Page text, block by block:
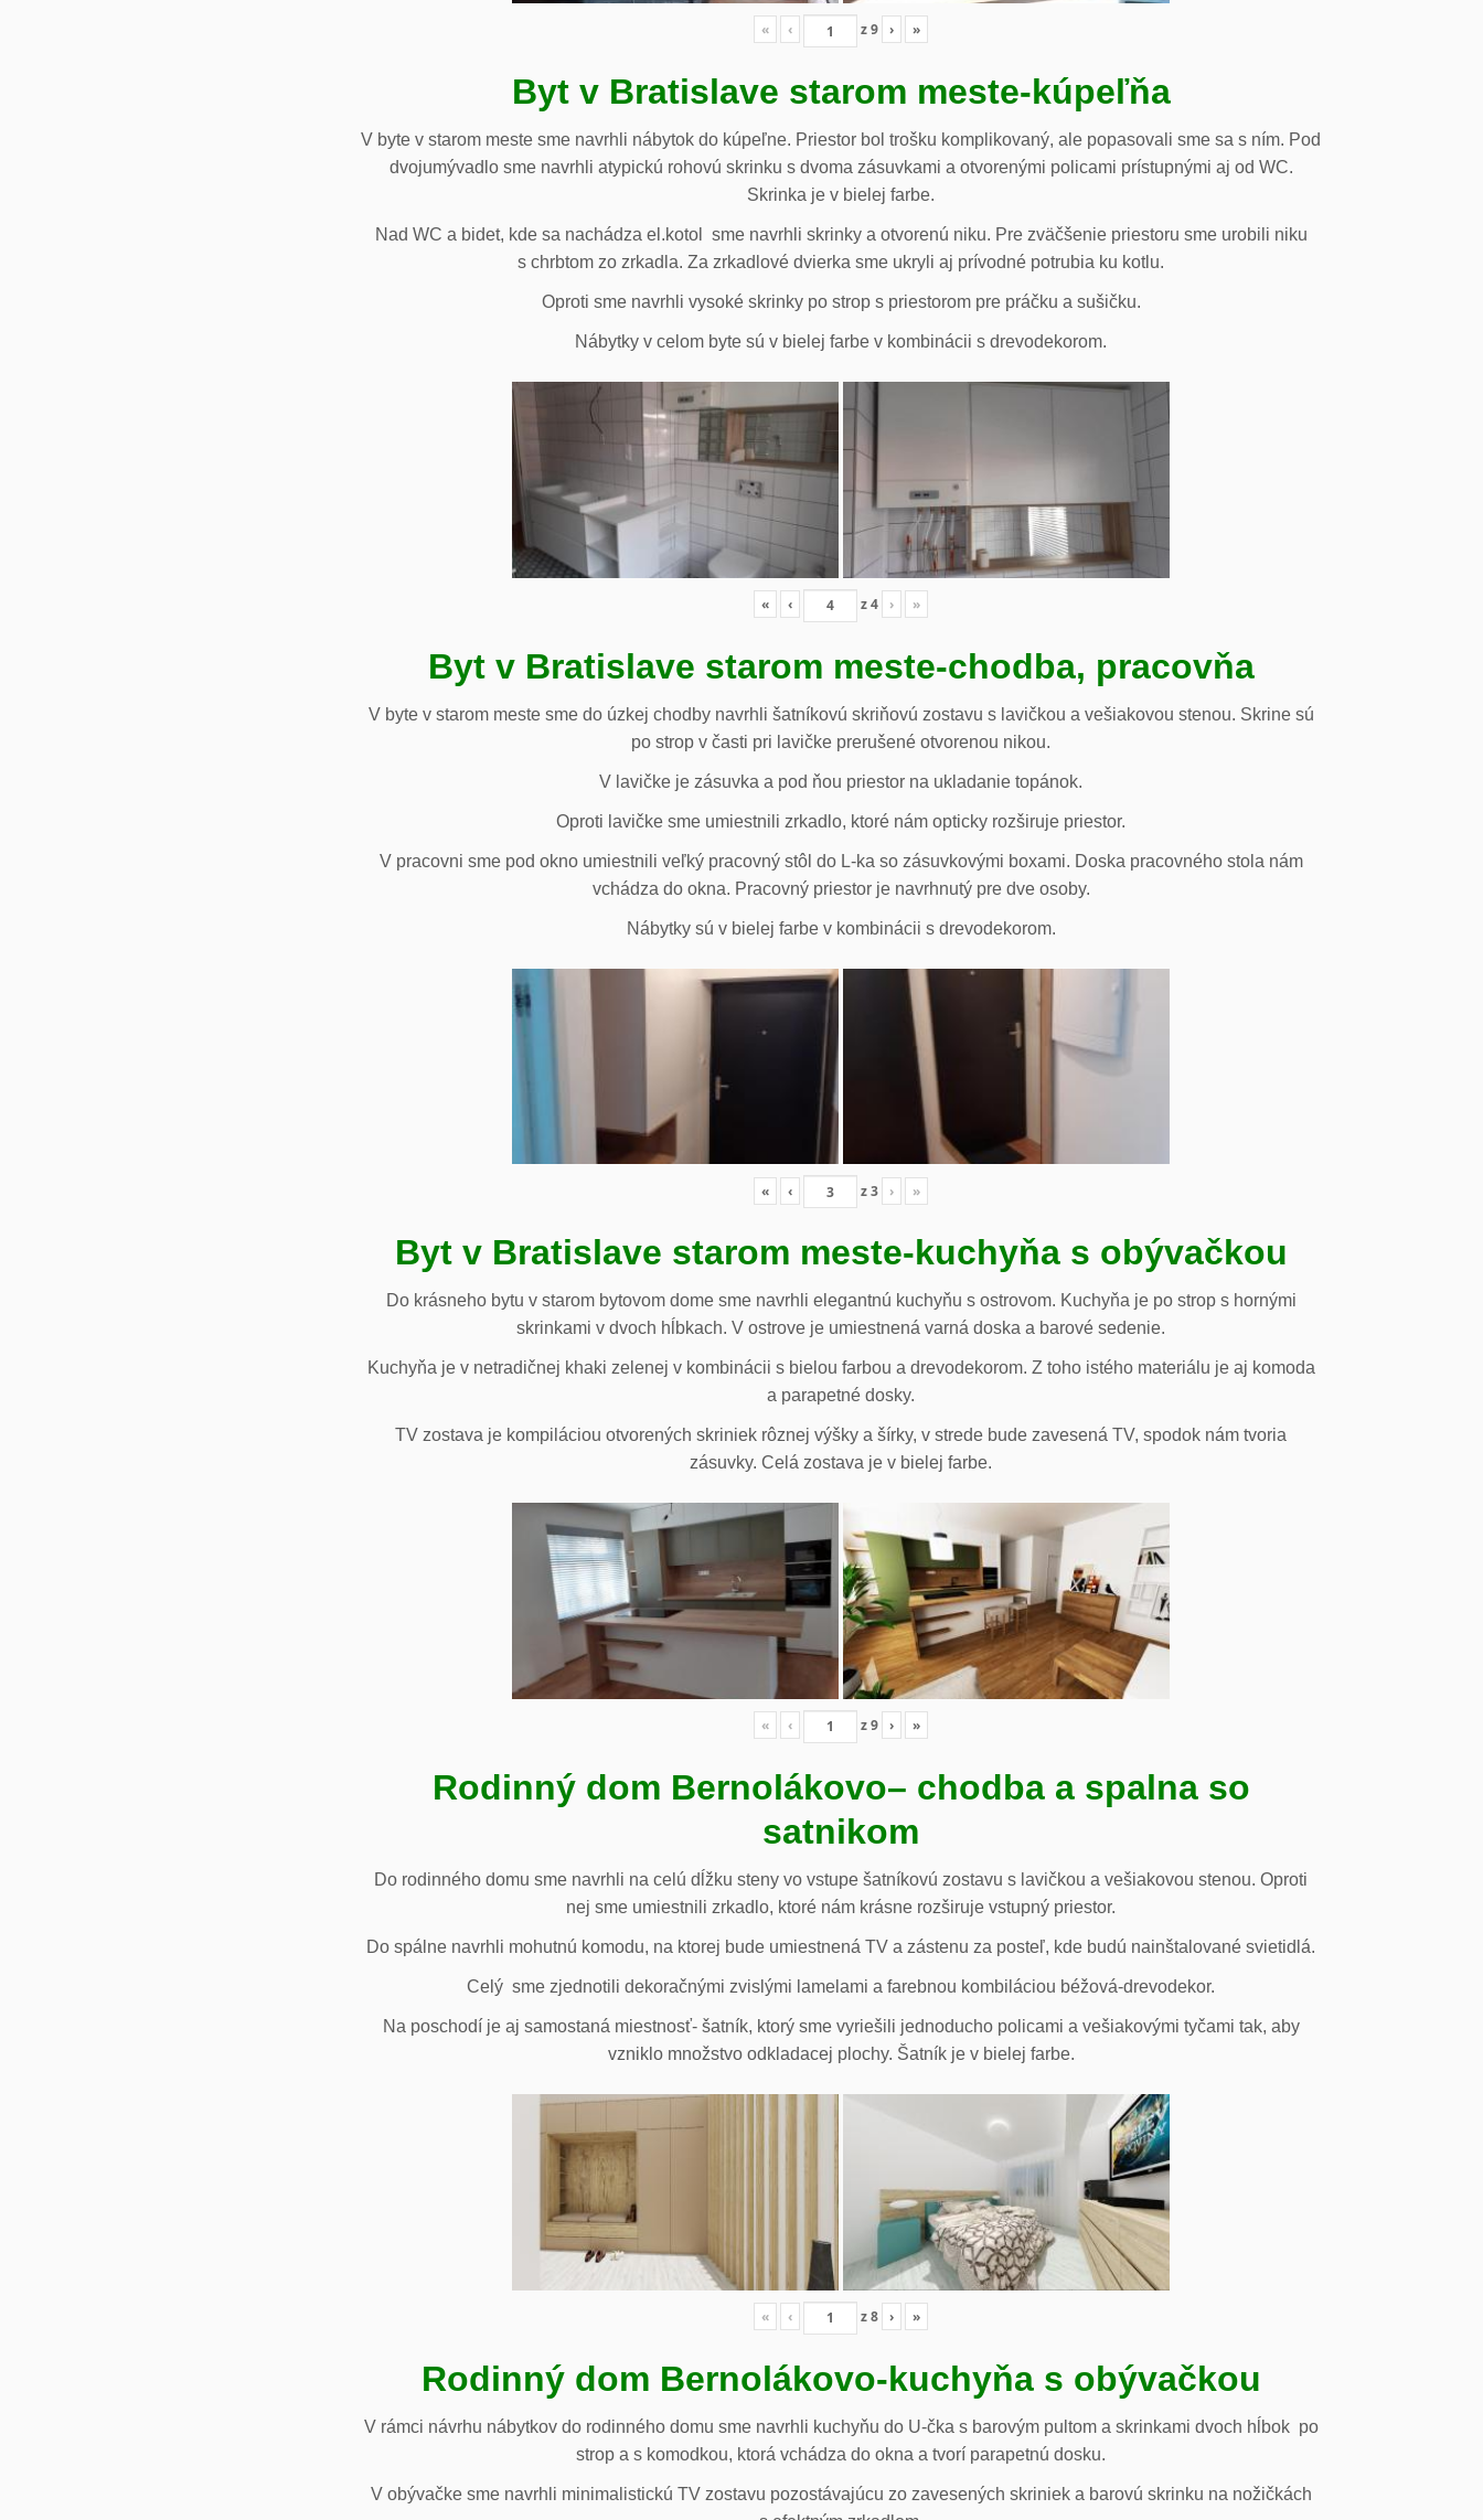
« ‹ z9 › »
Byt v Bratislave starom meste-kúpeľňa
V byte v starom meste sme navrhli nábytok do kúpeľne. Priestor bol trošku komplikovaný, ale popasovali sme sa s ním. Pod
dvojumývadlo sme navrhli atypickú rohovú skrinku s dvoma zásuvkami a otvorenými policami prístupnými aj od WC.
Skrinka je v bielej farbe.
Nad WC a bidet, kde sa nachádza el.kotol sme navrhli skrinky a otvorenú niku. Pre zväčšenie priestoru sme urobili niku
s chrbtom zo zrkadla. Za zrkadlové dvierka sme ukryli aj prívodné potrubia ku kotlu.
Oproti sme navrhli vysoké skrinky po strop s priestorom pre práčku a sušičku.
Nábytky v celom byte sú v bielej farbe v kombinácii s drevodekorom.
« ‹ z4 › »
Byt v Bratislave starom meste-chodba, pracovňa
V byte v starom meste sme do úzkej chodby navrhli šatníkovú skriňovú zostavu s lavičkou a vešiakovou stenou. Skrine sú
po strop v časti pri lavičke prerušené otvorenou nikou.
V lavičke je zásuvka a pod ňou priestor na ukladanie topánok.
Oproti lavičke sme umiestnili zrkadlo, ktoré nám opticky rozširuje priestor.
V pracovni sme pod okno umiestnili veľký pracovný stôl do L-ka so zásuvkovými boxami. Doska pracovného stola nám
vchádza do okna. Pracovný priestor je navrhnutý pre dve osoby.
Nábytky sú v bielej farbe v kombinácii s drevodekorom.
« ‹ z3 › »
Byt v Bratislave starom meste-kuchyňa s obývačkou
Do krásneho bytu v starom bytovom dome sme navrhli elegantnú kuchyňu s ostrovom. Kuchyňa je po strop s hornými
skrinkami v dvoch hĺbkach. V ostrove je umiestnená varná doska a barové sedenie.
Kuchyňa je v netradičnej khaki zelenej v kombinácii s bielou farbou a drevodekorom. Z toho istého materiálu je aj komoda
a parapetné dosky.
TV zostava je kompiláciou otvorených skriniek rôznej výšky a šírky, v strede bude zavesená TV, spodok nám tvoria
zásuvky. Celá zostava je v bielej farbe.
« ‹ z9 › »
Rodinný dom Bernolákovo– chodba a spalna so
satnikom
Do rodinného domu sme navrhli na celú dĺžku steny vo vstupe šatníkovú zostavu s lavičkou a vešiakovou stenou. Oproti
nej sme umiestnili zrkadlo, ktoré nám krásne rozširuje vstupný priestor.
Do spálne navrhli mohutnú komodu, na ktorej bude umiestnená TV a zástenu za posteľ, kde budú nainštalované svietidlá.
Celý sme zjednotili dekoračnými zvislými lamelami a farebnou kombiláciou béžová-drevodekor.
Na poschodí je aj samostaná miestnosť- šatník, ktorý sme vyriešili jednoducho policami a vešiakovými tyčami tak, aby
vzniklo množstvo odkladacej plochy. Šatník je v bielej farbe.
« ‹ z8 › »
Rodinný dom Bernolákovo-kuchyňa s obývačkou
V rámci návrhu nábytkov do rodinného domu sme navrhli kuchyňu do U-čka s barovým pultom a skrinkami dvoch hĺbok po
strop a s komodkou, ktorá vchádza do okna a tvorí parapetnú dosku.
V obývačke sme navrhli minimalistickú TV zostavu pozostávajúcu zo zavesených skriniek a barovú skrinku na nožičkách